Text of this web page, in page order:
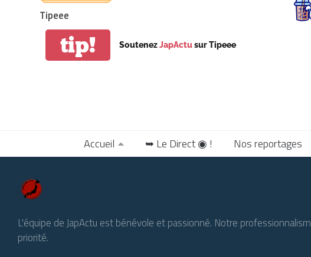
Tipeee
tip! SoutenezJapActusur Tipeee
Accueil ➥ Le Direct ◉ ! Nos reportages
L'équipe de JapActu est bénévole et passionné. Notre
priorité.